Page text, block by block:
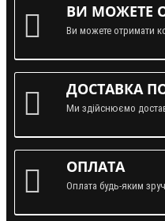
ВИ МОЖЕТЕ
Ви можете отримати
ДОСТАВКА
Ми здійснюємо
ОПЛАТА
Оплата будь-яким